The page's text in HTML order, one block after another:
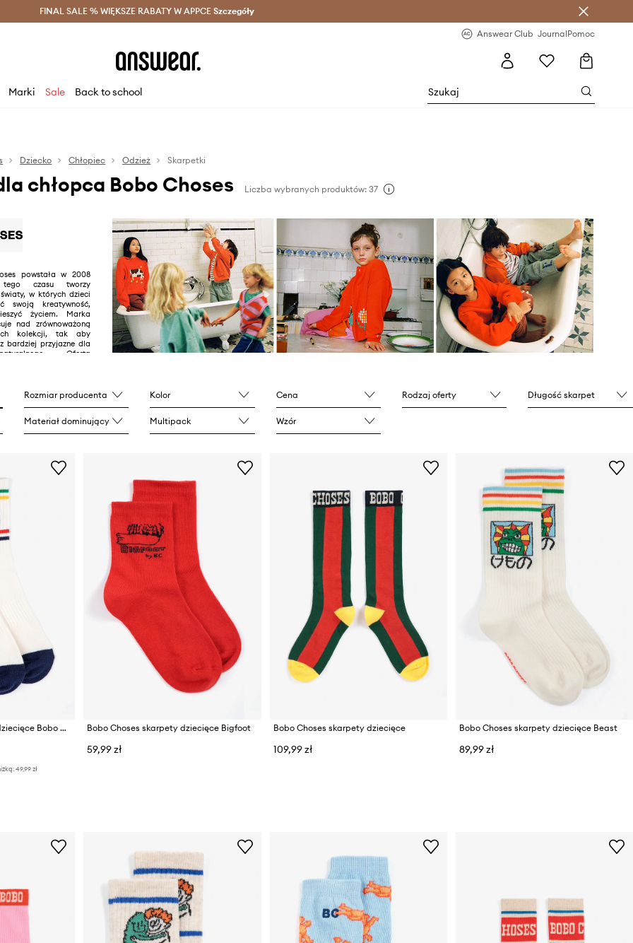
Oszczędzaj z Answear Club > Dostawa nawet w 24h >
FINAL SALE % WIĘKSZE RABATY W APPCE Szczegóły
Answear Club JournalPomoc
Marki Sale Back to school
Dziecko Chłopiec Odzież Skarpetki
chłopca Bobo Choses Liczba wybranych produktów: 37
powstała w 2008
czasu tworzy
w których dzieci
swoją kreatywność,
życiem. Marka
nad zrównoważoną
kolekcji, tak aby
bardziej przyjazne dla
Oferta
Rozmiar producenta Kolor Cena Rodzaj oferty Długość skarpet
Materiał dominujący Multipack Wzór
Bobo Choses skarpetki dziecięce Bobo Choses By Hand
49,99 zł
Bobo Choses skarpety dziecięce Bigfoot
59,99 zł
Bobo Choses skarpety dziecięce
109,99 zł
Bobo Choses skarpety dziecięce Beast
89,99 zł